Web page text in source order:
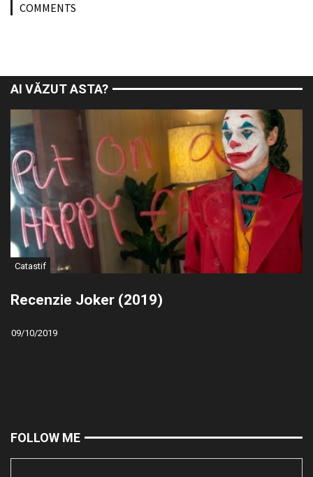
COMMENTS
AI VĂZUT ASTA?
Catastif
Recenzie Joker (2019)
09/10/2019
FOLLOW ME